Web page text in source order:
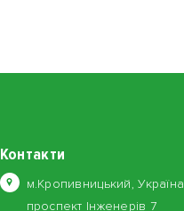
Контакти
м.Кропивницький, Україна
проспект Інженерів 7